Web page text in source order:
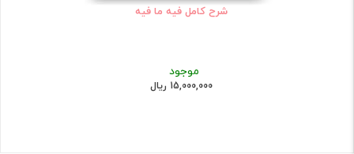
شرح کامل فیه ما فیه
موجود
15,000,000 ریال